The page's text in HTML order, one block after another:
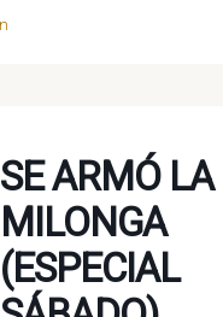
SE ARMÓ LA
MILONGA
(ESPECIAL